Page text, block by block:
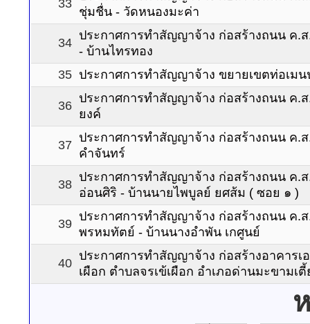
33
ชุ่มชื่น - วัดหนองมะค่า
34
ประกาศการทำสัญญาจ้าง ก่อสร้างถนน ค.
- บ้านไทรทอง
35 ประกาศการทำสัญญาจ้าง ขยายเขตท่อเ
36
ประกาศการทำสัญญาจ้าง ก่อสร้างถนน ค.
ยงค์
37
ประกาศการทำสัญญาจ้าง ก่อสร้างถนน ค.
คำจันทร์
38
ประกาศการทำสัญญาจ้าง ก่อสร้างถนน ค.
อ่อนศิริ - บ้านนายไพบูลย์ ยศส้ม ( ซอย ๑ )
39
ประกาศการทำสัญญาจ้าง ก่อสร้างถนน ค.
พรหมทัตย์ - บ้านนางอำพัน เกศูนย์
40
ประกาศการทำสัญญาจ้าง ก่อสร้างอาคาร
เผือก ตำบลจรเข้เผือก อำเภอด่านมะขามเ